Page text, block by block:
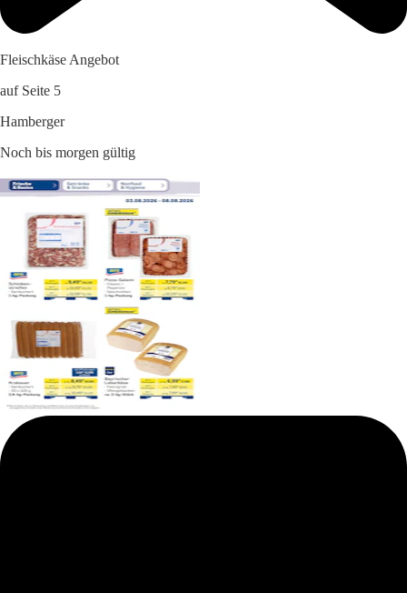
Fleischkäse Angebot
auf Seite 5
Hamberger
Noch bis morgen gültig